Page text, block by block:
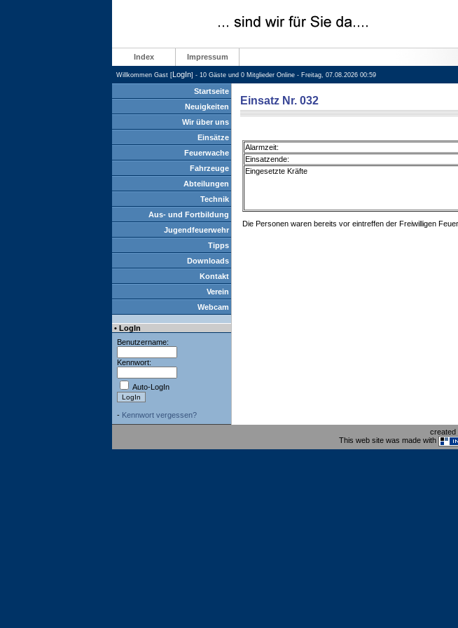
Index Impressum
Willkommen Gast [LogIn] - 10 Gäste und 0 Mitglieder Online - Freitag, 07.08.2026 00:59
Startseite
Neuigkeiten
Wir über uns
Einsätze
Feuerwache
Fahrzeuge
Abteilungen
Technik
Aus- und Fortbildung
Jugendfeuerwehr
Tipps
Downloads
Kontakt
Verein
Webcam
• LogIn
Benutzername:
Kennwort:
Auto-LogIn
- Kennwort vergessen?
Einsatz Nr. 032
Alarmzeit:
Einsatzende:
Eingesetzte Kräfte
Die Personen waren bereits vor eintreffen der Freiwilligen
created
This web site was made with